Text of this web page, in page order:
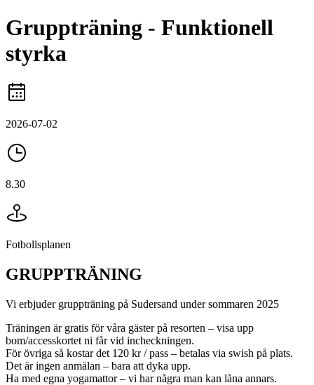
Gruppträning - Funktionell
styrka
2026-07-02
8.30
Fotbollsplanen
GRUPPTRÄNING
Vi erbjuder gruppträning på Sudersand under sommaren 2025
Träningen är gratis för våra gäster på resorten – visa upp
bom/accesskortet ni får vid incheckningen.
För övriga så kostar det 120 kr / pass – betalas via swish på plats.
Det är ingen anmälan – bara att dyka upp.
Ha med egna yogamattor – vi har några man kan låna annars.